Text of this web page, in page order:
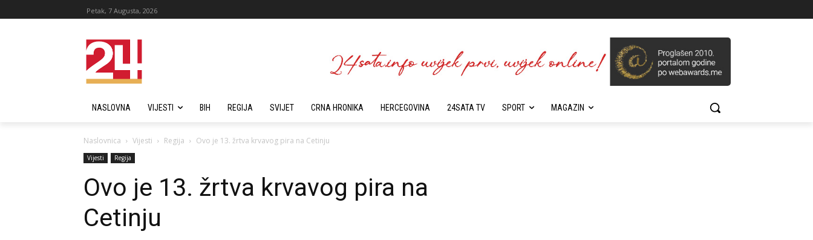
Petak, 7 Augusta, 2026
NASLOVNA VIJESTI BIH REGIJA SVIJET CRNA HRONIKA HERCEGOVINA 24SATA TV SPORT MAGAZIN
Naslovnica Vijesti Regija Ovo je 13. žrtva krvavog pira na Cetinju
Vijesti Regija
Ovo je 13. žrtva krvavog pira na
Cetinju